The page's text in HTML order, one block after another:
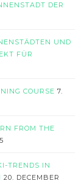
DER
UND
FÜR
COURSE 7.
FROM THE
TRENDS IN
20. DECEMBER